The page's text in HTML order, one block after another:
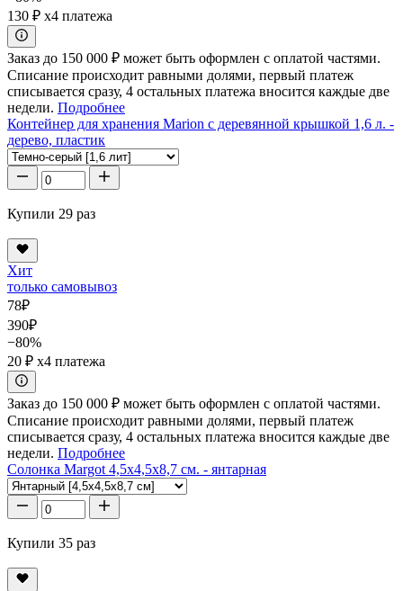
130 ₽ x4 платежа
Заказ до 150 000 ₽ может быть оформлен с оплатой частями.
Списание происходит равными долями, первый платеж
списывается сразу, 4 остальных платежа вносится каждые две
недели. Подробнее
Контейнер для хранения Marion с деревянной крышкой 1,6 л. -
дерево, пластик
Купили 29 раз
Хит
только самовывоз
78₽
390₽
−80%
20 ₽ x4 платежа
Заказ до 150 000 ₽ может быть оформлен с оплатой частями.
Списание происходит равными долями, первый платеж
списывается сразу, 4 остальных платежа вносится каждые две
недели. Подробнее
Солонка Margot 4,5x4,5x8,7 см. - янтарная
Купили 35 раз